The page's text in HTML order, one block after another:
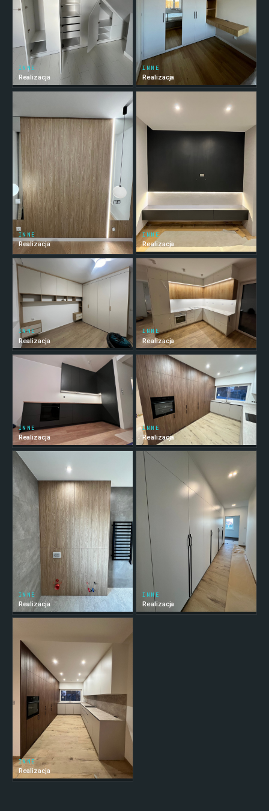
INNE
Realizacja
INNE
Realizacja
INNE
Realizacja
INNE
Realizacja
INNE
Realizacja
INNE
Realizacja
INNE
Realizacja
INNE
Realizacja
INNE
Realizacja
INNE
Realizacja
INNE
Realizacja